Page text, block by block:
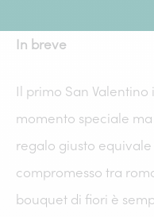
In breve
Il primo San
momento speciale
regalo giusto
compromesso tra
bouquet di fiori è